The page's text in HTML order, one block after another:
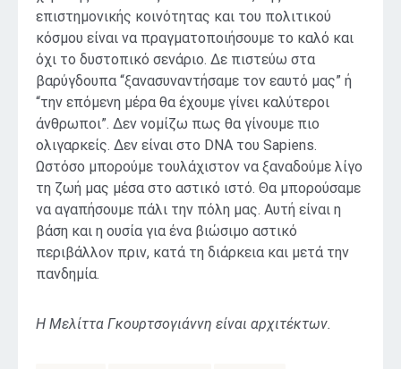
επιστημονικής κοινότητας και του πολιτικού
κόσμου είναι να πραγματοποιήσουμε το καλό και
όχι το δυστοπικό σενάριο. Δε πιστεύω στα
βαρύγδουπα “ξανασυναντήσαμε τον εαυτό μας” ή
“την επόμενη μέρα θα έχουμε γίνει καλύτεροι
άνθρωποι”. Δεν νομίζω πως θα γίνουμε πιο
ολιγαρκείς. Δεν είναι στο DNA του Sapiens.
Ωστόσο μπορούμε τουλάχιστον να ξαναδούμε λίγο
τη ζωή μας μέσα στο αστικό ιστό. Θα μπορούσαμε
να αγαπήσουμε πάλι την πόλη μας. Αυτή είναι η
βάση και η ουσία για ένα βιώσιμο αστικό
περιβάλλον πριν, κατά τη διάρκεια και μετά την
πανδημία.
Η Μελίττα Γκουρτσογιάννη είναι αρχιτέκτων.